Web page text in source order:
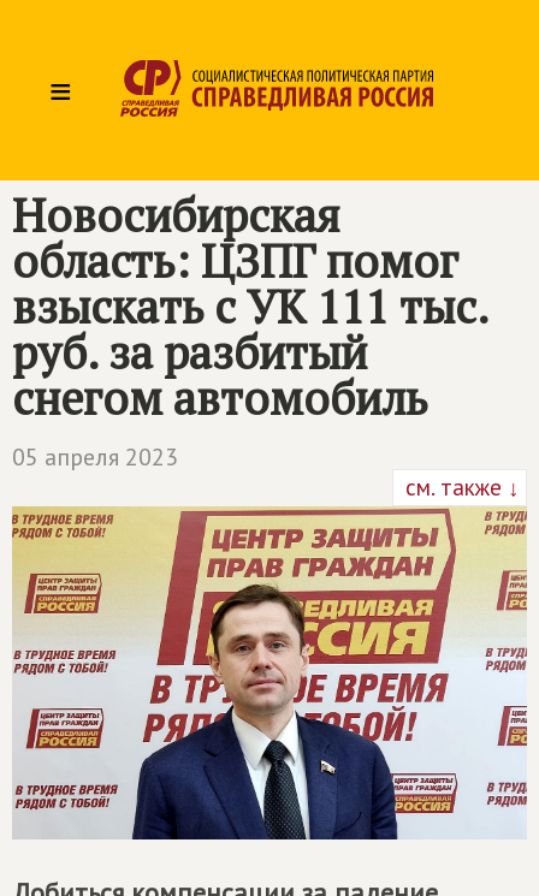
≡
Новосибирская
область: ЦЗПГ помог
взыскать с УК 111 тыс.
руб. за разбитый
снегом автомобиль
05 апреля 2023
см. также ↓